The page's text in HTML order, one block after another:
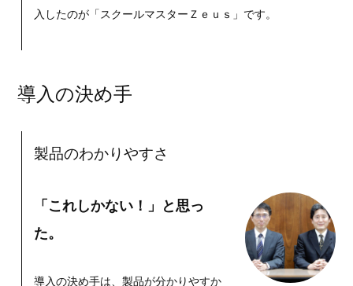
入したのが「スクールマスターＺｅｕｓ」です。
導入の決め手
製品のわかりやすさ
「これしかない！」と思っ
た。
導入の決め手は、製品が分かりやすか